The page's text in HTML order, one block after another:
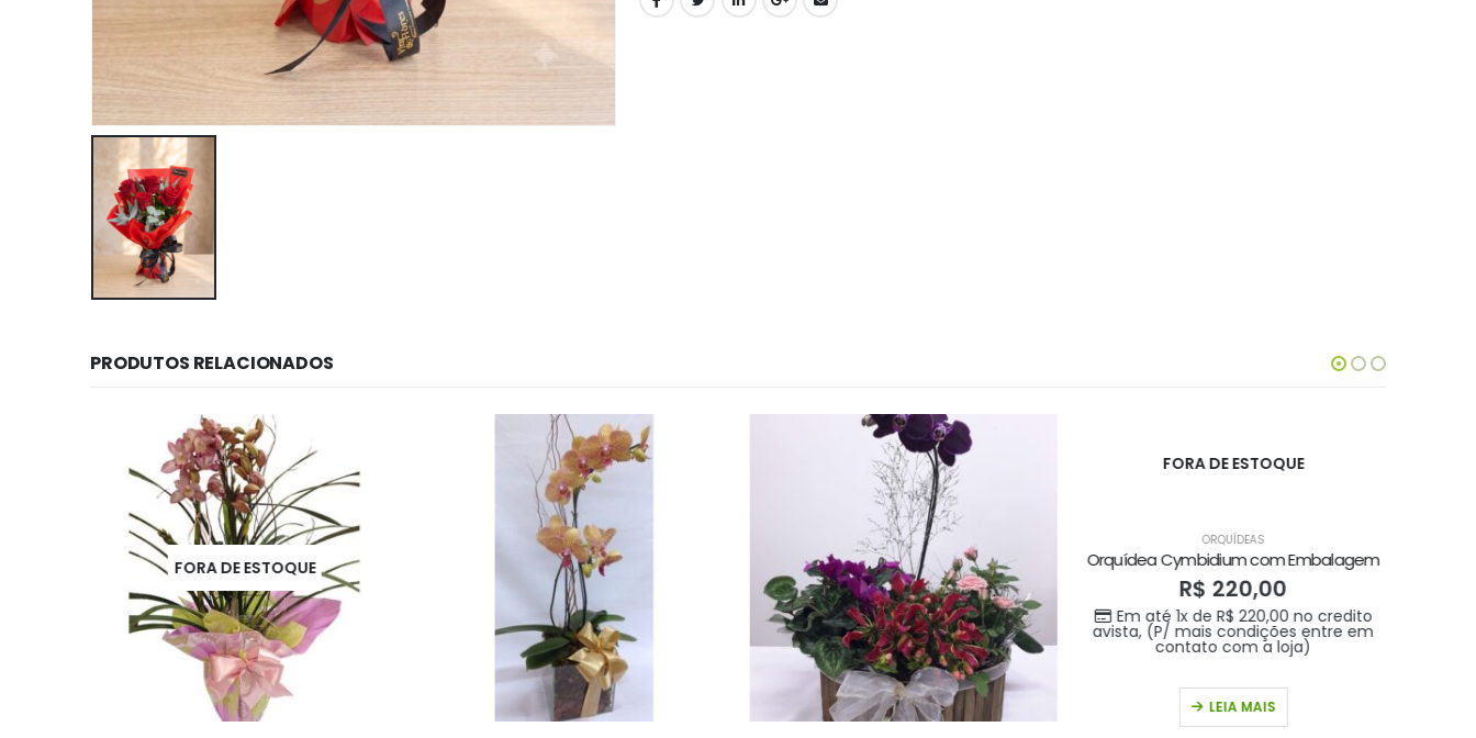
PRODUTOS RELACIONADOS
FORA DE ESTOQUE
FORA DE ESTOQUE
ORQUÍDEAS
Orquídea Cymbidium com Embalagem
R$ 220,00
Em até 1x de R$220,00no credito
avista, (P/ mais condições entre em
contato com a loja)
LEIA MAIS